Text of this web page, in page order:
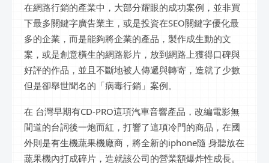
在網路行銷的產業中，大部分耀眼的成功案例，並非買
下最多關鍵字廣告業主，或是投資在SEO關鍵字優化最
多的企業，而是能夠將企業的產品，製作成生動的文
案，或是創意橫生的網路影片，放到網路上獲得口碑與
好評的作品，並且不斷地被人傳遞與轉寄，造就了少數
但是卻舉世聞名的「病毒行銷」案例。
在 台灣早期有CD-PRO這項汽車音響產品，改編電影無
間道的台詞後一炮而紅，打響了這項冷門的商品，在國
外則是有生機蔬果機廠商，將全新的iphone隨 身聽放在
蔬果機內打成碎片，造就該公司的營業額爆炸性成長。